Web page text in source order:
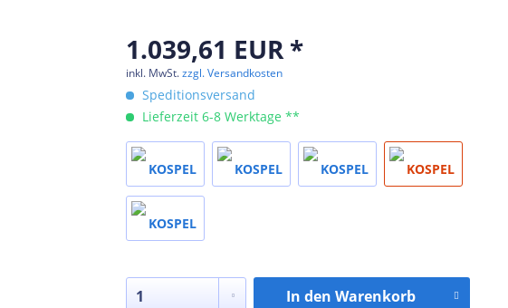
1.039,61 EUR *
inkl. MwSt.zzgl. Versandkosten
Speditionsversand
Lieferzeit 6-8 Werktage **
In den Warenkorb